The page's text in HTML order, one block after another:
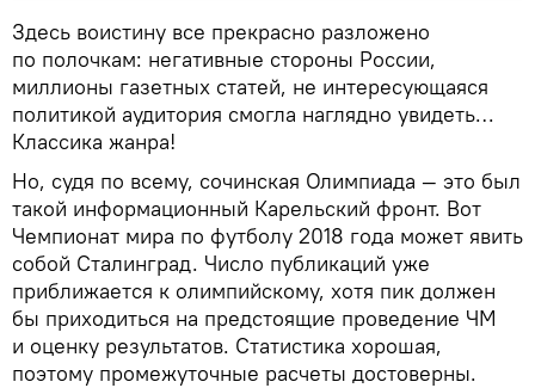
Здесь воистину все прекрасно разложено
по полочкам: негативные стороны России,
миллионы газетных статей, не интересующаяся
политикой аудитория смогла наглядно увидеть…
Классика жанра!
Но, судя по всему, сочинская Олимпиада — это был
такой информационный Карельский фронт. Вот
Чемпионат мира по футболу 2018 года может явить
собой Сталинград. Число публикаций уже
приближается к олимпийскому, хотя пик должен
бы приходиться на предстоящие проведение ЧМ
и оценку результатов. Статистика хорошая,
поэтому промежуточные расчеты достоверны.